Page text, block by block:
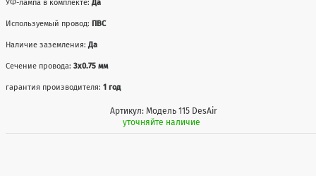
УФ-лампа в комплекте:Да
Используемый провод: ПВС
Наличие заземления:Да
Сечение провода:3х0.75 мм
гарантия производителя:1 год
Артикул: Модель 115 DesAir
уточняйте наличие